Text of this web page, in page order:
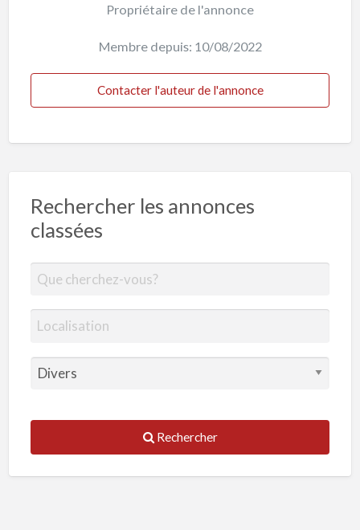
Propriétaire de l'annonce
Membre depuis: 10/08/2022
Contacter l'auteur de l'annonce
Rechercher les annonces
classées
Rechercher